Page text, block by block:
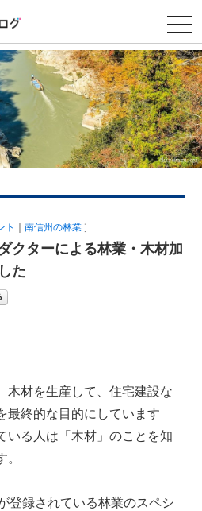
t
o
g
g
l
e
n
a
v
i
g
a
t
n
ト 南信州の林業 ］
クターによる林業・木材加
た
木材を生産して、住宅建設な
最終的な目的にしています
いる人は「木材」のことを知
登録されている林業のスペシ